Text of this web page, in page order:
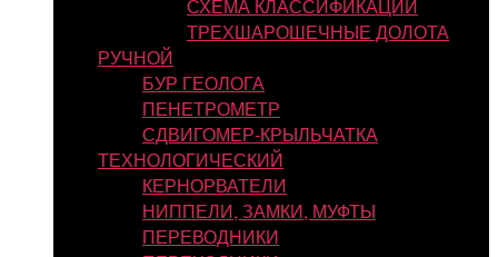
СХЕМА КЛАССИФИКАЦИИ
ТРЕХШАРОШЕЧНЫЕ ДОЛОТА
РУЧНОЙ
БУР ГЕОЛОГА
ПЕНЕТРОМЕТР
СДВИГОМЕР-КРЫЛЬЧАТКА
ТЕХНОЛОГИЧЕСКИЙ
КЕРНОРВАТЕЛИ
НИППЕЛИ, ЗАМКИ, МУФТЫ
ПЕРЕВОДНИКИ